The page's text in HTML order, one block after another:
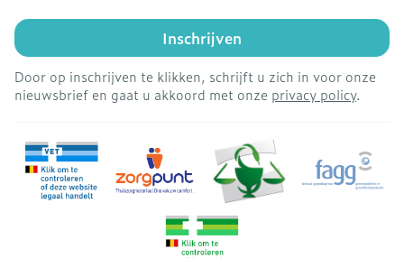
Inschrijven
Door op inschrijven te klikken, schrijft u zich in voor onze
nieuwsbrief en gaat u akkoord met onze privacy policy.